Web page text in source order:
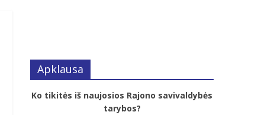
Apklausa
Ko tikitės iš naujosios Rajono savivaldybės
tarybos?